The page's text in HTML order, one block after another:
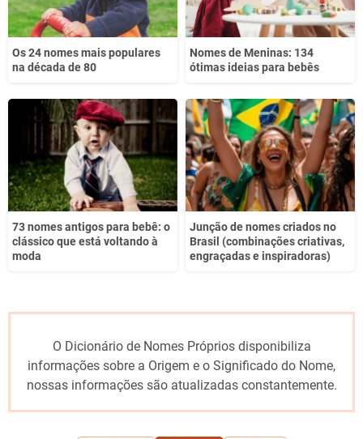
Os 24 nomes mais populares
na década de 80
Nomes de Meninas: 134
ótimas ideias para bebês
73 nomes antigos para bebê: o
clássico que está voltando à
moda
Junção de nomes criados no
Brasil (combinações criativas,
engraçadas e inspiradoras)
O Dicionário de Nomes Próprios disponibiliza
informações sobre a Origem e o Significado do Nome,
nossas informações são atualizadas constantemente.